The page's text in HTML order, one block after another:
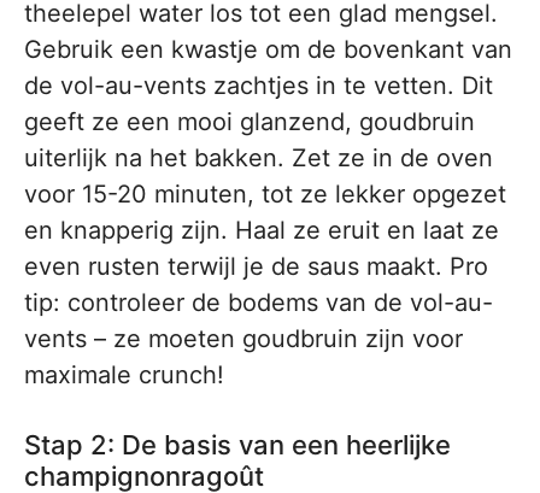
theelepel water los tot een glad mengsel.
Gebruik een kwastje om de bovenkant van
de vol-au-vents zachtjes in te vetten. Dit
geeft ze een mooi glanzend, goudbruin
uiterlijk na het bakken. Zet ze in de oven
voor 15-20 minuten, tot ze lekker opgezet
en knapperig zijn. Haal ze eruit en laat ze
even rusten terwijl je de saus maakt. Pro
tip: controleer de bodems van de vol-au-
vents – ze moeten goudbruin zijn voor
maximale crunch!
Stap 2: De basis van een heerlijke
champignonragoût